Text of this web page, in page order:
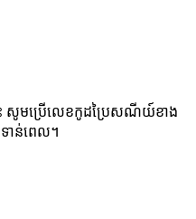
សូមប្រើលេខកូដប្រៃសណីយ៍ខាង
ទាន់ពេល។